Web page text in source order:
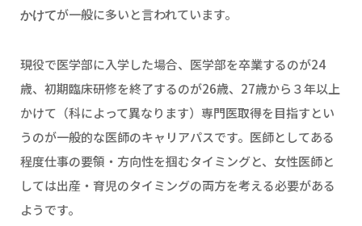
かけてが一般に多いと言われています。
現役で医学部に入学した場合、医学部を卒業するのが24
歳、初期臨床研修を終了するのが26歳、27歳から３年以上
かけて（科によって異なります）専門医取得を目指すとい
うのが一般的な医師のキャリアパスです。医師としてある
程度仕事の要領・方向性を掴むタイミングと、女性医師と
しては出産・育児のタイミングの両方を考える必要がある
ようです。